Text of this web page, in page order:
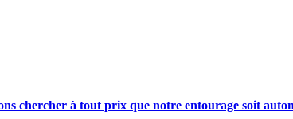
chercher à tout prix que notre entourage soit